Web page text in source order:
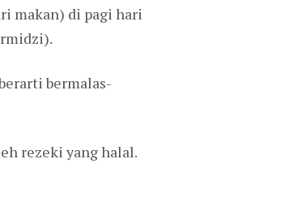
makan) di pagi hari
bermalas-
rezeki yang halal.